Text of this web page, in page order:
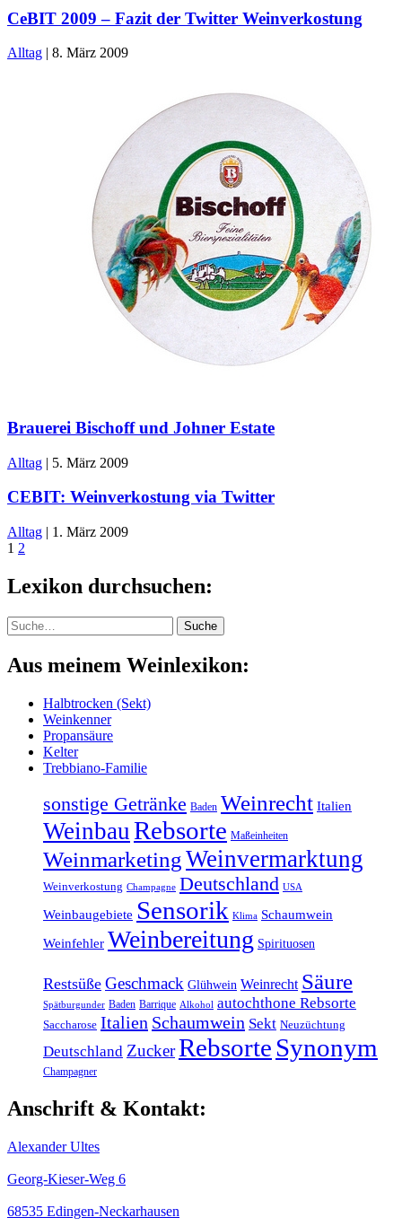
CeBIT 2009 – Fazit der Twitter Weinverkostung
Alltag | 8. März 2009
Brauerei Bischoff und Johner Estate
Alltag | 5. März 2009
CEBIT: Weinverkostung via Twitter
Alltag | 1. März 2009
1 2
Lexikon durchsuchen:
Suche Suche
Aus meinem Weinlexikon:
Halbtrocken (Sekt)
Weinkenner
Propansäure
Kelter
Trebbiano-Familie
sonstige Getränke Baden Weinrecht Italien
Weinbau Rebsorte Maßeinheiten
WeinmarketingWeinvermarktung
Weinverkostung Champagne Deutschland USA
Weinbaugebiete Sensorik Klima Schaumwein
Weinfehler Weinbereitung Spirituosen
Restsüße Geschmack Glühwein Weinrecht Säure
Spätburgunder Baden Barrique Alkohol autochthone Rebsorte
Saccharose Italien Schaumwein Sekt Neuzüchtung
Deutschland ZuckerRebsorte Synonym
Champagner
Anschrift & Kontakt:
Alexander Ultes
Georg-Kieser-Weg 6
68535 Edingen-Neckarhausen